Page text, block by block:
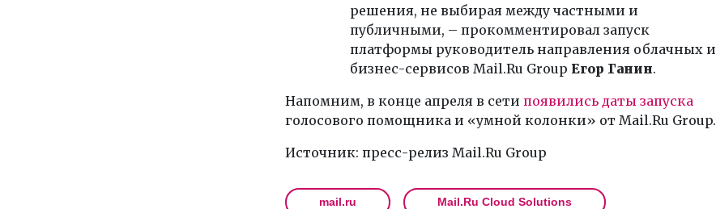
решения, не выбирая между частными и
публичными, – прокомментировал запуск
платформы руководитель направления облачных и
бизнес-сервисов Mail.Ru Group Егор Ганин.
Напомним, в конце апреля в сети появились даты запуска
голосового помощника и «умной колонки» от Mail.Ru Group.
Источник: пресс-релиз Mail.Ru Group
mail.ru Mail.Ru Cloud Solutions